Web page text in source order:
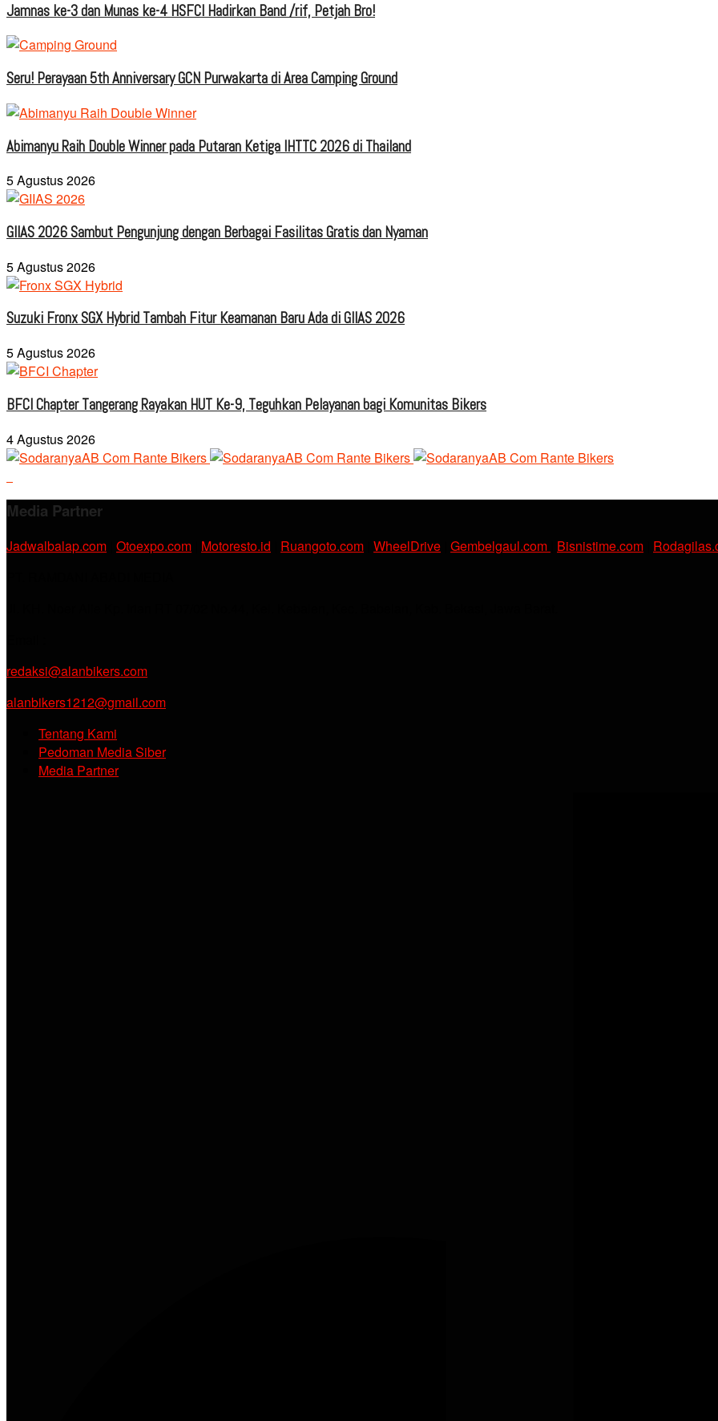
Jamnas ke-3 dan Munas ke-4 HSFCI Hadirkan Band /rif, Petjah Bro!
Seru! Perayaan 5th Anniversary GCN Purwakarta di Area Camping Ground
Abimanyu Raih Double Winner pada Putaran Ketiga IHTTC 2026 di Thailand
5 Agustus 2026
GIIAS 2026 Sambut Pengunjung dengan Berbagai Fasilitas Gratis dan Nyaman
5 Agustus 2026
Suzuki Fronx SGX Hybrid Tambah Fitur Keamanan Baru Ada di GIIAS 2026
5 Agustus 2026
BFCI Chapter Tangerang Rayakan HUT Ke-9, Teguhkan Pelayanan bagi Komunitas Bikers
4 Agustus 2026
Media Partner
Jadwalbalap.com Otoexpo.com Motoresto.id Ruangoto.com WheelDrive Gembelgaul.com Bisnistime.com
redaksi@alanbikers.com
alanbikers1212@gmail.com
Tentang Kami
Pedoman Media Siber
Media Partner